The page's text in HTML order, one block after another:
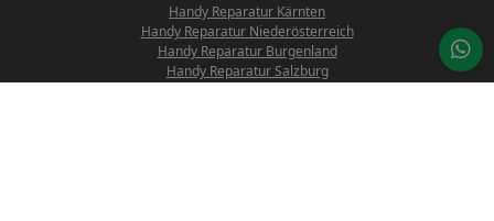
Handy Reparatur Kärnten
Handy Reparatur Niederösterreich
Handy Reparatur Burgenland
Handy Reparatur Salzburg